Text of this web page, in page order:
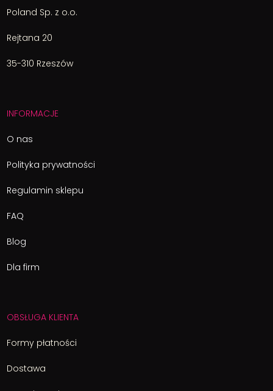
Poland Sp. z o.o.
Rejtana 20
35-310 Rzeszów
INFORMACJE
O nas
Polityka prywatności
Regulamin sklepu
FAQ
Blog
Dla firm
OBSŁUGA KLIENTA
Formy płatności
Dostawa